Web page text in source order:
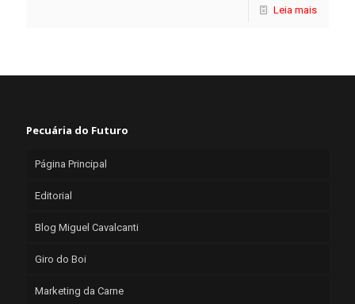
Leia mais
Pecuária do Futuro
Página Principal
Editorial
Blog Miguel Cavalcanti
Giro do Boi
Marketing da Carne